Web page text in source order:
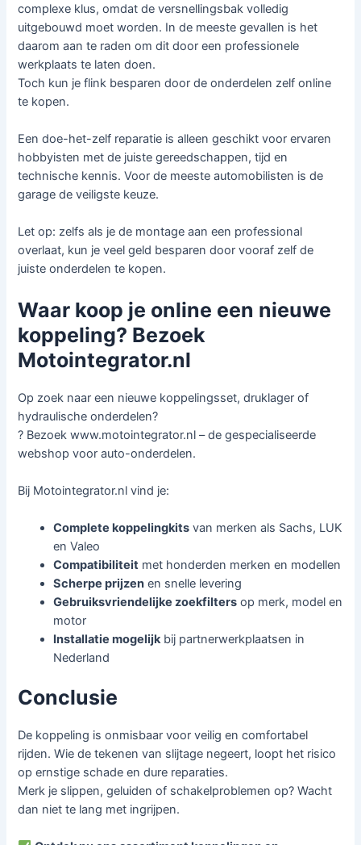
complexe klus, omdat de versnellingsbak volledig
uitgebouwd moet worden. In de meeste gevallen is het
daarom aan te raden om dit door een professionele
werkplaats te laten doen.
Toch kun je flink besparen door de onderdelen zelf online
te kopen.
Een doe-het-zelf reparatie is alleen geschikt voor ervaren
hobbyisten met de juiste gereedschappen, tijd en
technische kennis. Voor de meeste automobilisten is de
garage de veiligste keuze.
Let op: zelfs als je de montage aan een professional
overlaat, kun je veel geld besparen door vooraf zelf de
juiste onderdelen te kopen.
Waar koop je online een nieuwe
koppeling? Bezoek
Motointegrator.nl
Op zoek naar een nieuwe koppelingsset, druklager of
hydraulische onderdelen?
? Bezoek www.motointegrator.nl – de gespecialiseerde
webshop voor auto-onderdelen.
Bij Motointegrator.nl vind je:
Complete koppelingkits van merken als Sachs, LUK
en Valeo
Compatibiliteit met honderden merken en modellen
Scherpe prijzen en snelle levering
Gebruiksvriendelijke zoekfilters op merk, model en
motor
Installatie mogelijkbij partnerwerkplaatsen in
Nederland
Conclusie
De koppeling is onmisbaar voor veilig en comfortabel
rijden. Wie de tekenen van slijtage negeert, loopt het risico
op ernstige schade en dure reparaties.
Merk je slippen, geluiden of schakelproblemen op? Wacht
dan niet te lang met ingrijpen.